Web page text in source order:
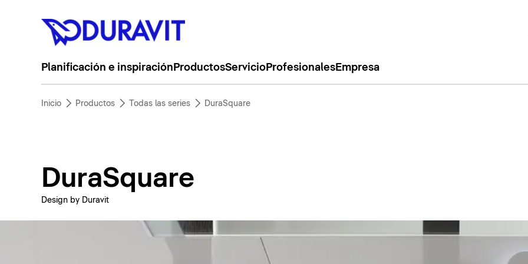
Planificación e inspiración ProductosServicioProfesionalesEmpresa
Inicio Productos Todas las series DuraSquare
DuraSquare
Design by Duravit